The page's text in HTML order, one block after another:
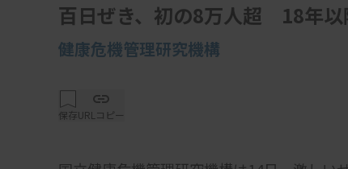
百日ぜき、初の8万人超 18年以
健康危機管理研究機構
保存URLコピー